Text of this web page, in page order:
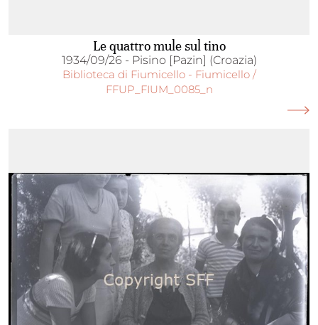
Le quattro mule sul tino
1934/09/26 - Pisino [Pazin] (Croazia)
Biblioteca di Fiumicello - Fiumicello /
FFUP_FIUM_0085_n